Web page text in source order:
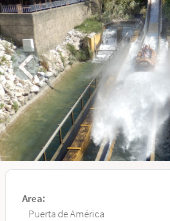
Area:
Puerta de América